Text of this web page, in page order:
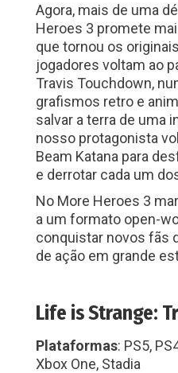
Agora, mais de uma
Heroes 3 promete
que tornou os
jogadores voltam ao
Travis Touchdown,
grafismos retro e
salvar a terra de uma
nosso protagonista
Beam Katana para
e derrotar cada um
No More Heroes 3
a um formato open-
conquistar novos fãs
de ação em grande
Life is Strange:
Plataformas: PS5,
Xbox One, Stadia